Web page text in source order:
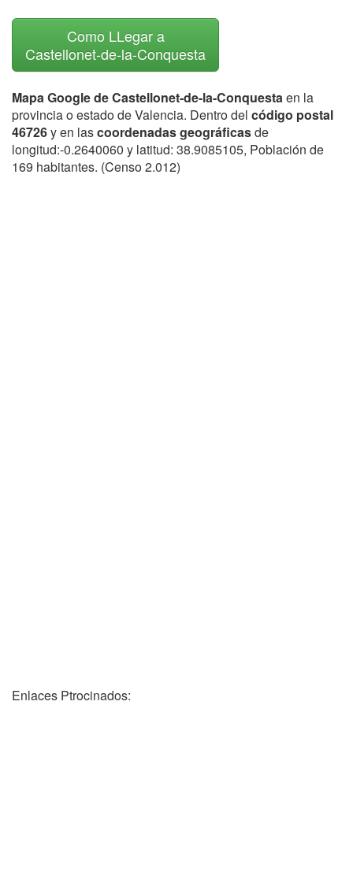
Como LLegar a
Castellonet-de-la-Conquesta
Mapa Google de Castellonet-de-la-Conquestaen la
provincia o estado de Valencia. Dentro del código postal
46726y en lascoordenadas geográficasde
longitud:-0.2640060 y latitud: 38.9085105, Población de
169 habitantes. (Censo 2.012)
Enlaces Ptrocinados: